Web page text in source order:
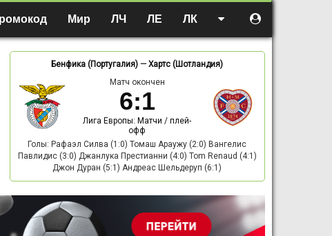
Мир ЛЧ ЛЕ ЛК
Бенфика (Португалия) —Хартс (Шотландия)
Матч окончен
6:1
Лига Европы: Матчи / плей-
офф
Голы: Рафаэл Силва (1:0) Томаш Араужу (2:0) Вангелис
Павлидис (3:0) Джанлука Престианни (4:0) Tom Renaud (4:1)
Джон Дуран (5:1) Андреас Шельдеруп (6:1)